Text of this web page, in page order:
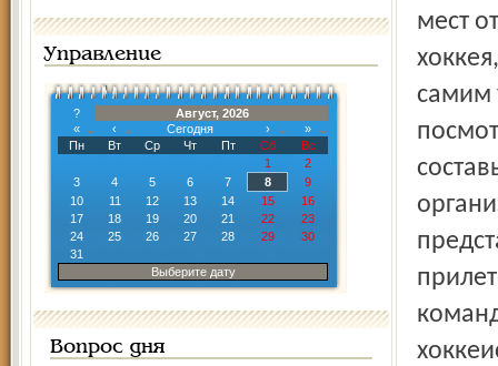
Управление
?
Август, 2026
«
‹ Сегодня ›
»
Пн
Вт Ср Чт Пт Сб
Вс
1
2
3
4 5 6 7 8
9
10
11 12 13 14 15
16
17
18 19 20 21 22
23
24
25 26 27 28 29
30
31
Выберите дату
Вопрос дня
мест
самим